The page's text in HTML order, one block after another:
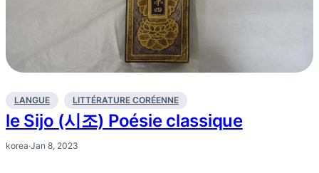
LANGUE LITTÉRATURE CORÉENNE
le Sijo (시조) Poésie classique
korea·Jan 8, 2023